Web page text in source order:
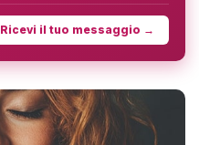
Ricevi il tuo messaggio →